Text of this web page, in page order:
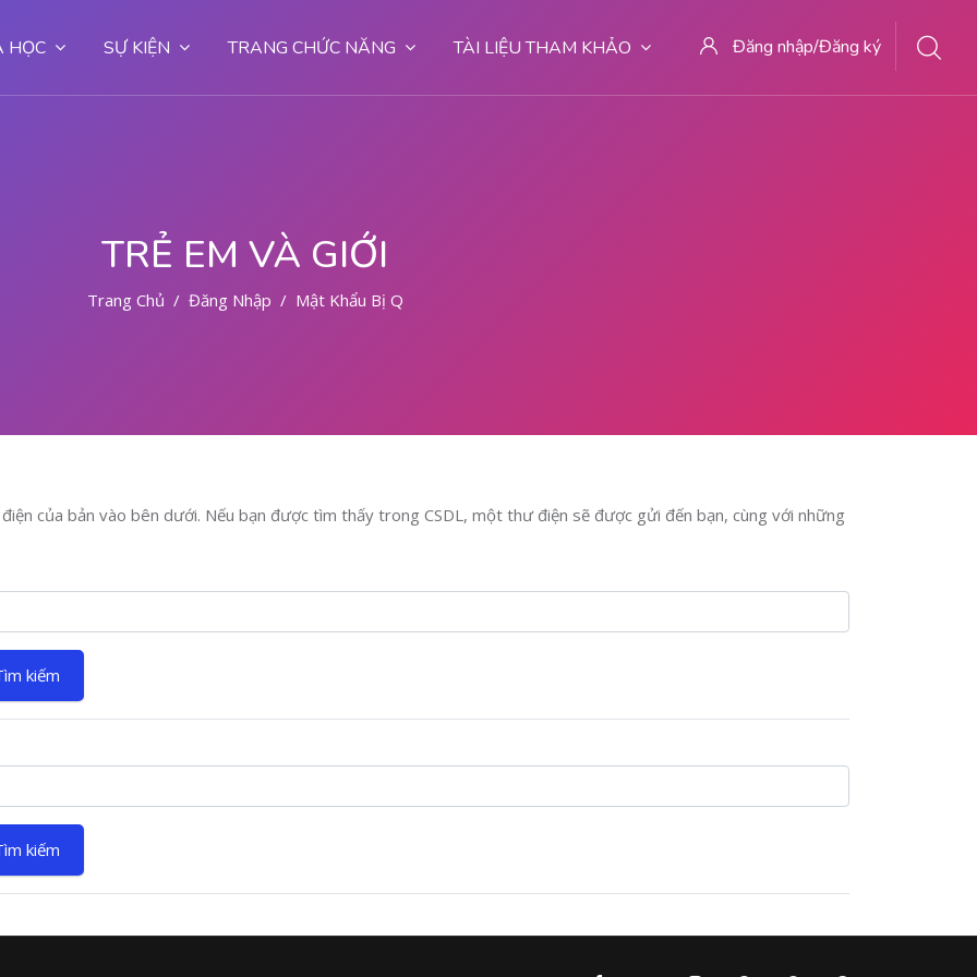
HỌC SỰ KIỆN TRANG CHỨC NĂNG TÀI LIỆU THAM KHẢO Đăng nhập/Đăng ký
TRẺ EM VÀ GIỚI
Trang Chủ Đăng Nhập Mật Khẩu Bị Quên
của bản vào bên dưới. Nếu bạn được tìm thấy trong CSDL, một thư điện sẽ được gửi đến bạn, cùng với những